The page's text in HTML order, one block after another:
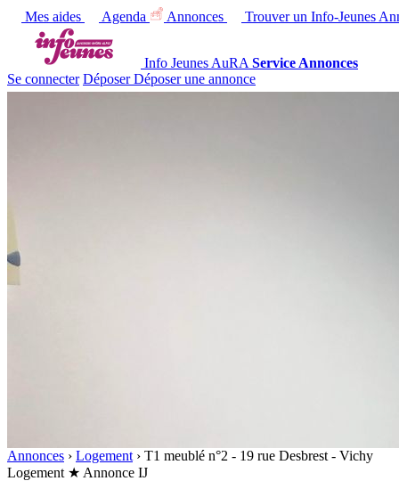
Mes aides Agenda Annonces Trouver un Info-Jeunes
Info Jeunes AuRA Service Annonces
Se connecter Déposer Déposer une annonce
Annonces › Logement › T1 meublé n°2 - 19 rue Desbrest - Vichy
Logement ★ Annonce IJ